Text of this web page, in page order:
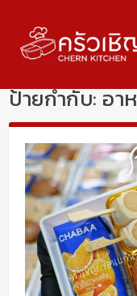
ป้ายกำกับ:อา